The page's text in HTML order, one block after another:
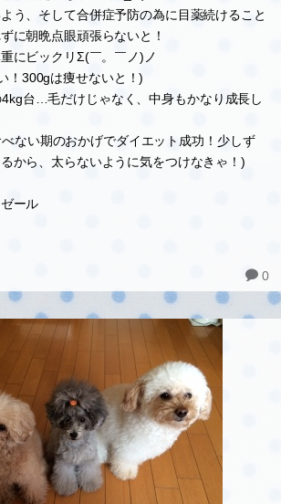
した。
犬病の予防接種。
ってきてて、明るい場所でも瞳孔の締まりが
ボ目になって涙が出る…
に右目が悪くなってるんだって。
う、そして合併症予防の為に目薬続けること
に朝晩点眼頑張らないと！
300gは痩せないと！)
台…毛だけじゃなく、中身もかなり成長し
ない期のおかげでダイエット成功！少しず
から、太らないように気をつけなきゃ！)
ール